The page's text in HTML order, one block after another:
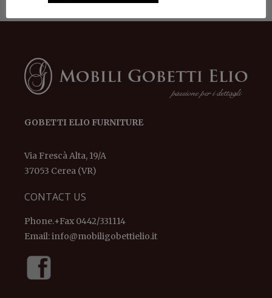
GOBETTI ELIO FURNITURE
Via Frescà Alta, 19/A
37053 Cerea (VR)
CONTACT US
Phone.+Fax 0442/331114
Email:info@mobiligobettielio.it